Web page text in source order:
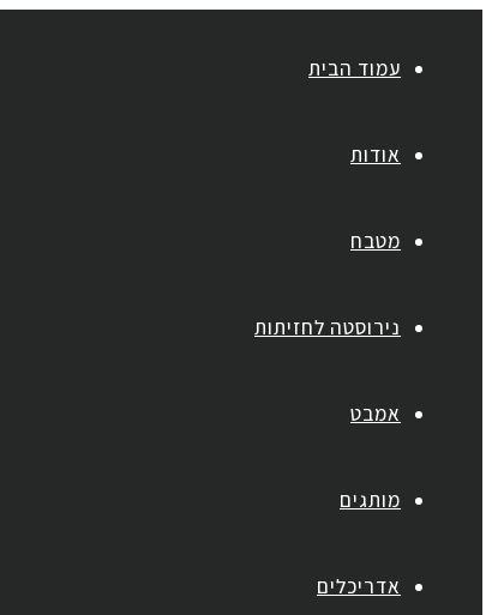
עמוד הבית
אודות
מטבח
נירוסטה לחזיתות
אמבט
מותגים
אדריכלים